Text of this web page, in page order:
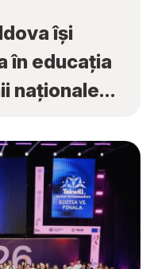
își
în educația
naționale